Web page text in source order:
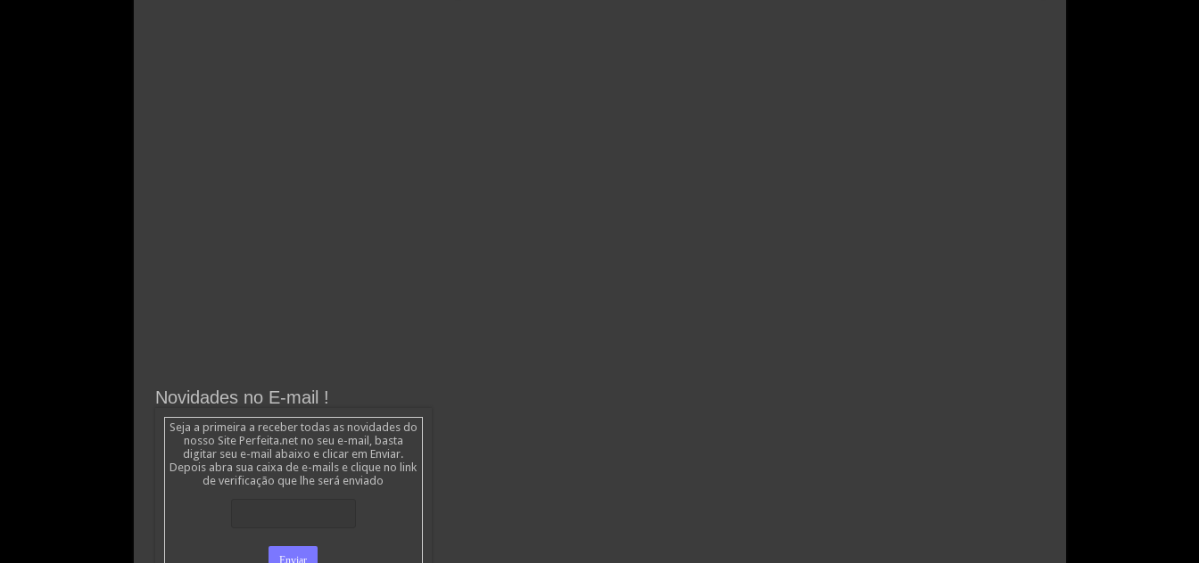
Novidades no E-mail !
Seja a primeira a receber todas as novidades do
nosso Site Perfeita.net no seu e-mail, basta
digitar seu e-mail abaixo e clicar em Enviar.
Depois abra sua caixa de e-mails e clique no link
de verificação que lhe será enviado